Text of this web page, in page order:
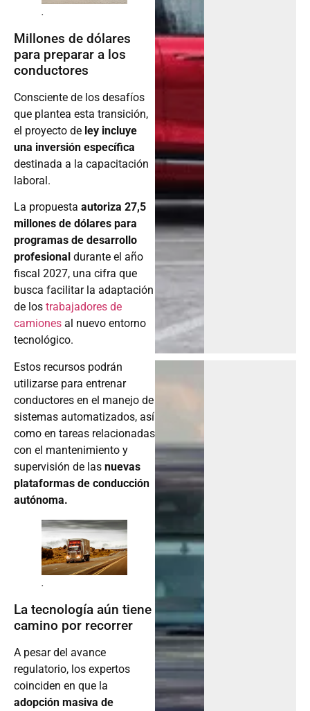
.
Millones de dólares
para preparar a los
conductores
Consciente de los desafíos
que plantea esta transición,
el proyecto de ley incluye
una inversión específica
destinada a la capacitación
laboral.
La propuesta autoriza 27,5
millones de dólares para
programas de desarrollo
profesional durante el año
fiscal 2027, una cifra que
busca facilitar la adaptación
de los trabajadores de
camiones al nuevo entorno
tecnológico.
Estos recursos podrán
utilizarse para entrenar
conductores en el manejo de
sistemas automatizados, así
como en tareas relacionadas
con el mantenimiento y
supervisión de las nuevas
plataformas de conducción
autónoma.
.
La tecnología aún tiene
camino por recorrer
A pesar del avance
regulatorio, los expertos
coinciden en que la
adopción masiva de